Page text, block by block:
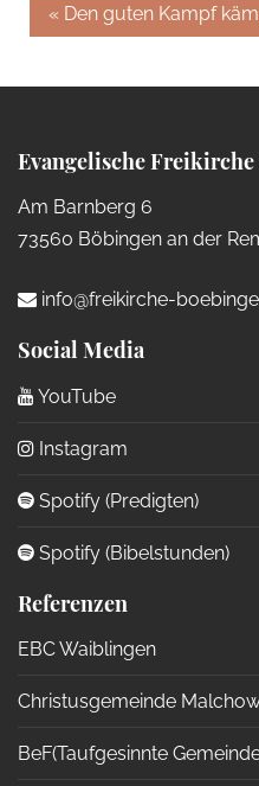
« Den guten Kampf
Evangelische Freikirche
Am Barnberg 6
73560 Böbingen an der
info@freikirche-
Social Media
YouTube
Instagram
Spotify (Predigten)
Spotify (Bibelstunden)
Referenzen
EBC Waiblingen
Christusgemeinde
BeF(Taufgesinnte